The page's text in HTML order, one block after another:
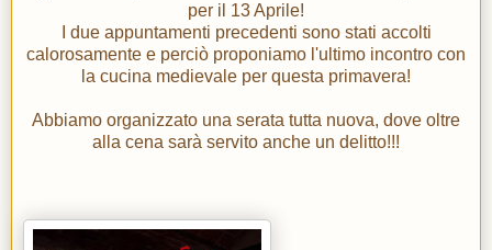
per il 13 Aprile!
I due appuntamenti precedenti sono stati accolti
calorosamente e perciò proponiamo l'ultimo incontro con
la cucina medievale per questa primavera!
Abbiamo organizzato una serata tutta nuova, dove oltre
alla cena sarà servito anche un delitto!!!